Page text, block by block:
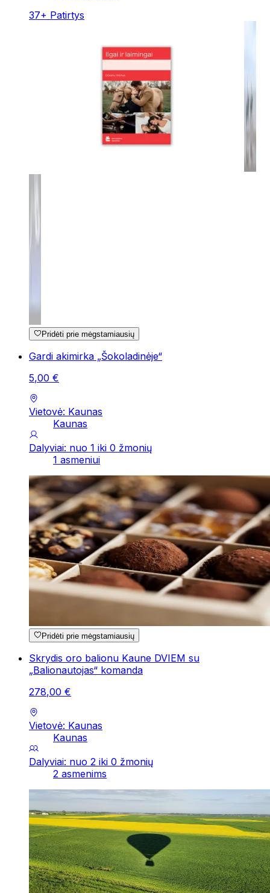
37+ Patirtys
Pridėti prie mėgstamiausių
Gardi akimirka „Šokoladinėje“
5,00 €
Vietovė: Kaunas
Kaunas
Dalyviai: nuo 1 iki 0 žmonių
1 asmeniui
Pridėti prie mėgstamiausių
Skrydis oro balionu Kaune DVIEM su
„Balionautojas“ komanda
278,00 €
Vietovė: Kaunas
Kaunas
Dalyviai: nuo 2 iki 0 žmonių
2 asmenims